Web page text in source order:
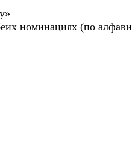
номинациях (по